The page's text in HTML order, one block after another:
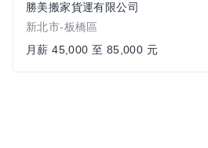
勝美搬家貨運有限公司
新北市-板橋區
月薪 45,000 至 85,000 元